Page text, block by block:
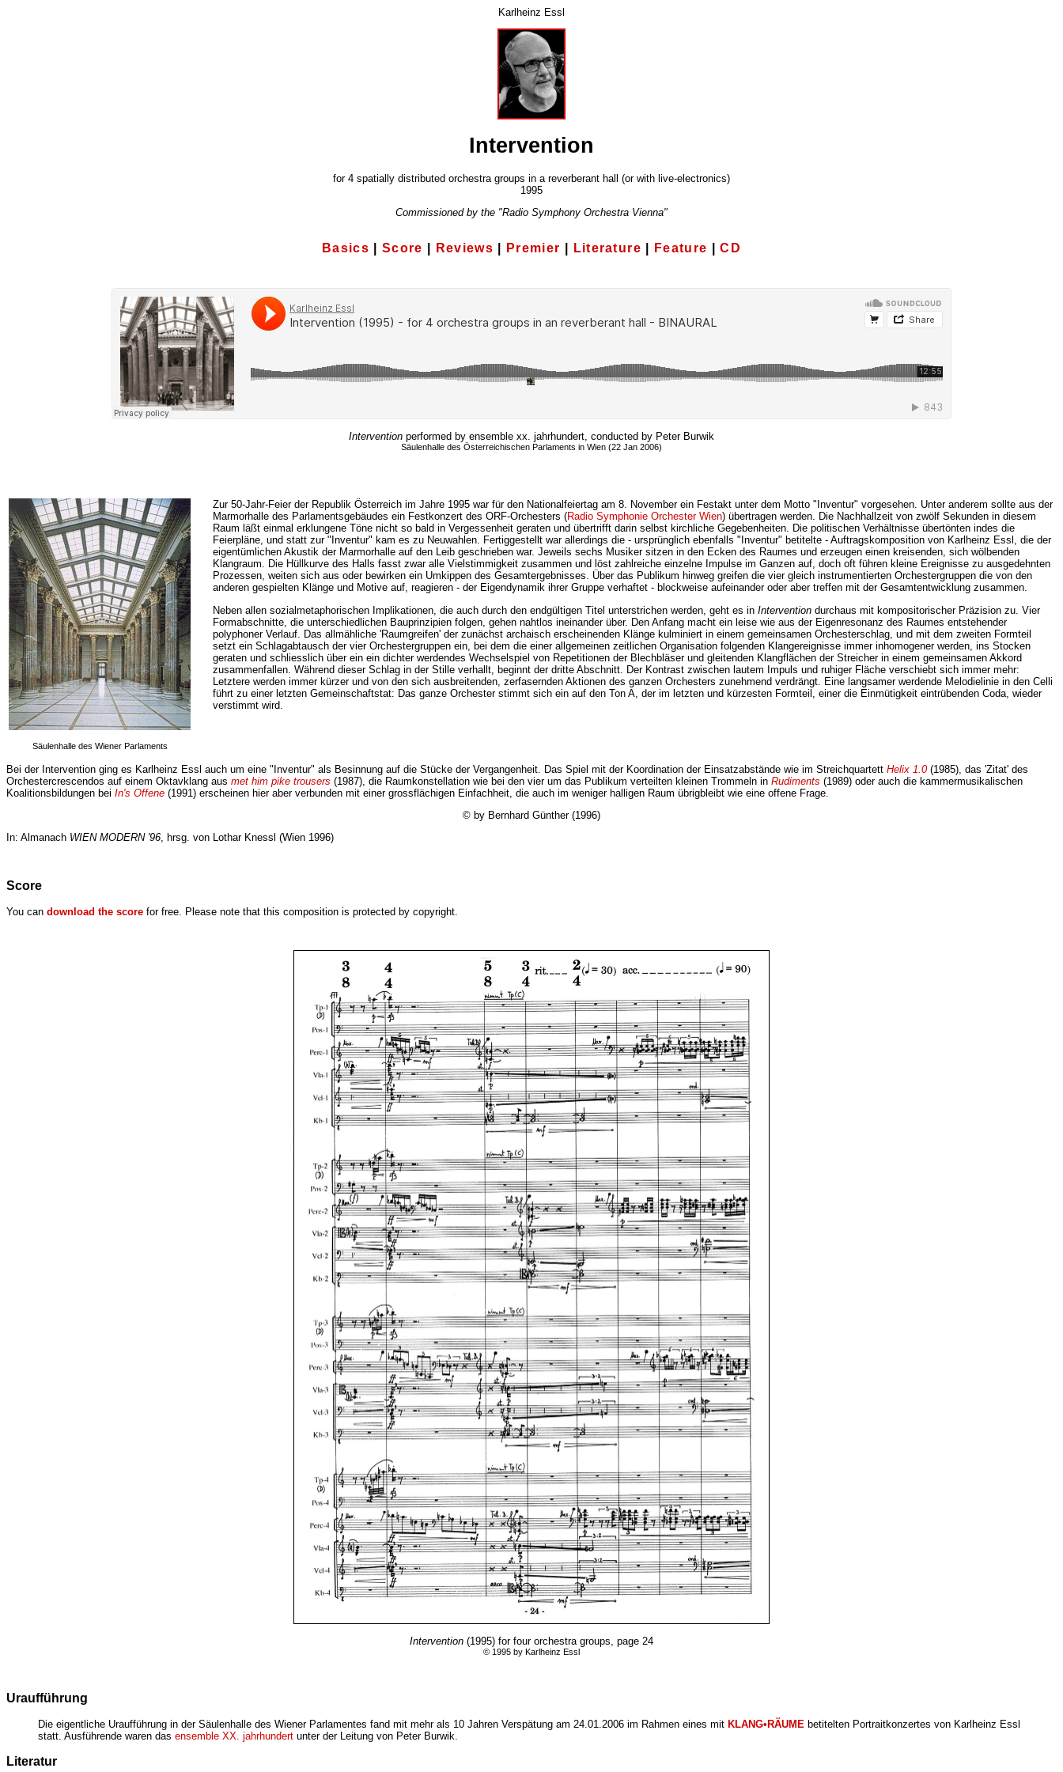
Karlheinz Essl
Intervention
for 4 spatially distributed orchestra groups in a reverberant hall (or with live-electronics)
1995
Commissioned by the "Radio Symphony Orchestra Vienna"
Basics |Score Reviews Premier Literature Feature |CD
Intervention performed by ensemble xx. jahrhundert, conducted by Peter Burwik
Säulenhalle des Österreichischen Parlaments in Wien (22 Jan 2006)
Säulenhalle des Wiener Parlaments
Zur 50-Jahr-Feier der Republik Österreich im Jahre 1995 war für den Nationalfeiertag am 8. November ein Festakt unter dem Motto "Inventur" vorgesehen. Unter anderem sollte aus der
Marmorhalle des Parlamentsgebäudes ein Festkonzert des ORF-Orchesters (Radio Symphonie Orchester Wien) übertragen werden. Die Nachhallzeit von zwölf Sekunden in diesem
Raum läßt einmal erklungene Töne nicht so bald in Vergessenheit geraten und übertrifft darin selbst kirchliche Gegebenheiten. Die politischen Verhältnisse übertönten indes die
Feierpläne, und statt zur "Inventur" kam es zu Neuwahlen. Fertiggestellt war allerdings die - ursprünglich ebenfalls "Inventur" betitelte - Auftragskomposition von Karlheinz Essl, die der
eigentümlichen Akustik der Marmorhalle auf den Leib geschrieben war. Jeweils sechs Musiker sitzen in den Ecken des Raumes und erzeugen einen kreisenden, sich wölbenden
Klangraum. Die Hüllkurve des Halls fasst zwar alle Vielstimmigkeit zusammen und löst zahlreiche einzelne Impulse im Ganzen auf, doch oft führen kleine Ereignisse zu ausgedehnten
Prozessen, weiten sich aus oder bewirken ein Umkippen des Gesamtergebnisses. Über das Publikum hinweg greifen die vier gleich instrumentierten Orchestergruppen die von den
anderen gespielten Klänge und Motive auf, reagieren - der Eigendynamik ihrer Gruppe verhaftet - blockweise aufeinander oder aber treffen mit der Gesamtentwicklung zusammen.
Neben allen sozialmetaphorischen Implikationen, die auch durch den endgültigen Titel unterstrichen werden, geht es in Intervention durchaus mit kompositorischer Präzision zu. Vier
Formabschnitte, die unterschiedlichen Bauprinzipien folgen, gehen nahtlos ineinander über. Den Anfang macht ein leise wie aus der Eigenresonanz des Raumes entstehender
polyphoner Verlauf. Das allmähliche 'Raumgreifen' der zunächst archaisch erscheinenden Klänge kulminiert in einem gemeinsamen Orchesterschlag, und mit dem zweiten Formteil
setzt ein Schlagabtausch der vier Orchestergruppen ein, bei dem die einer allgemeinen zeitlichen Organisation folgenden Klangereignisse immer inhomogener werden, ins Stocken
geraten und schliesslich über ein ein dichter werdendes Wechselspiel von Repetitionen der Blechbläser und gleitenden Klangflächen der Streicher in einem gemeinsamen Akkord
zusammenfallen. Während dieser Schlag in der Stille verhallt, beginnt der dritte Abschnitt. Der Kontrast zwischen lautem Impuls und ruhiger Fläche verschiebt sich immer mehr:
Letztere werden immer kürzer und von den sich ausbreitenden, zerfasernden Aktionen des ganzen Orchesters zunehmend verdrängt. Eine langsamer werdende Melodielinie in den Celli
führt zu einer letzten Gemeinschaftstat: Das ganze Orchester stimmt sich ein auf den Ton A, der im letzten und kürzesten Formteil, einer die Einmütigkeit eintrübenden Coda, wieder
verstimmt wird.
Bei der Intervention ging es Karlheinz Essl auch um eine "Inventur" als Besinnung auf die Stücke der Vergangenheit. Das Spiel mit der Koordination der Einsatzabstände wie im Streichquartett Helix 1.0(1985), das 'Zitat' des
Orchestercrescendos auf einem Oktavklang aus met him pike trousers (1987), die Raumkonstellation wie bei den vier um das Publikum verteilten kleinen Trommeln in Rudiments (1989) oder auch die kammermusikalischen
Koalitionsbildungen bei In's Offene (1991) erscheinen hier aber verbunden mit einer grossflächigen Einfachheit, die auch im weniger halligen Raum übrigbleibt wie eine offene Frage.
© by Bernhard Günther (1996)
In: Almanach WIEN MODERN '96, hrsg. von Lothar Knessl (Wien 1996)
Score
You can download the score for free. Please note that this composition is protected by copyright.
Intervention (1995) for four orchestra groups, page 24
© 1995 by Karlheinz Essl
Uraufführung
Die eigentliche Uraufführung in der Säulenhalle des Wiener Parlamentes fand mit mehr als 10 Jahren Verspätung am 24.01.2006 im Rahmen eines mit KLANG•RÄUME betitelten Portraitkonzertes von Karlheinz Essl
statt. Ausführende waren das ensemble XX. jahrhundert unter der Leitung von Peter Burwik.
Literatur